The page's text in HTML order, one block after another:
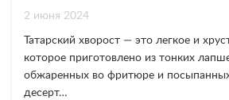
2 июня 2024
Татарский хворост — это легкое и
которое приготовлено из тонких
обжаренных во фритюре и
десерт…